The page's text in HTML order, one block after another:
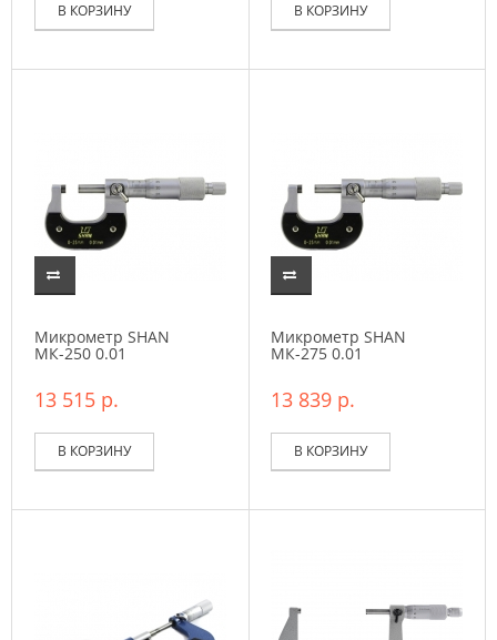
В КОРЗИНУ В КОРЗИНУ
Микрометр SHAN
МК-250 0.01
13 515 р.
В КОРЗИНУ
Микрометр SHAN
МК-275 0.01
13 839 р.
В КОРЗИНУ